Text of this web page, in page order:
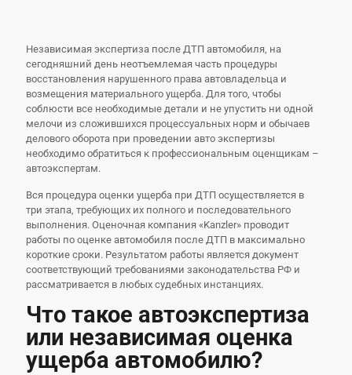
Независимая экспертиза после ДТП автомобиля, на
сегодняшний день неотъемлемая часть процедуры
восстановления нарушенного права автовладельца и
возмещения материального ущерба. Для того, чтобы
соблюсти все необходимые детали и не упустить ни одной
мелочи из сложившихся процессуальных норм и обычаев
делового оборота при проведении авто экспертизы
необходимо обратиться к профессиональным оценщикам –
автоэкспертам.
Вся процедура оценки ущерба при ДТП осуществляется в
три этапа, требующих их полного и последовательного
выполнения. Оценочная компания «Kanzler» проводит
работы по оценке автомобиля после ДТП в максимально
короткие сроки. Результатом работы является документ
соответствующий требованиями законодательства РФ и
рассматривается в любых судебных инстанциях.
Что такое автоэкспертиза
или независимая оценка
ущерба автомобилю?